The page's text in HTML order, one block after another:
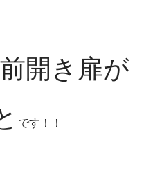
前開き扉が
です！！